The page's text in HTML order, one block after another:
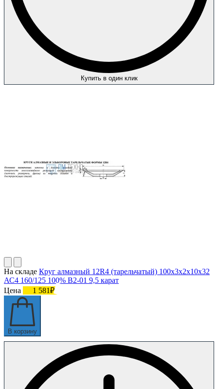
Купить в один клик
На складе Круг алмазный 12R4 (тарельчатый) 100х3х2х10х32
АС4 160/125 100% В2-01 9,5 карат
Цена
1 581₽
В корзину